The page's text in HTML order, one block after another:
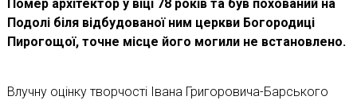
Помер архітектор у віці 78 років та був похований на
Подолі біля відбудованої ним церкви Богородиці
Пирогощої, точне місце його могили не встановлено.
Влучну оцінку творчості Івана Григоровича-Барського